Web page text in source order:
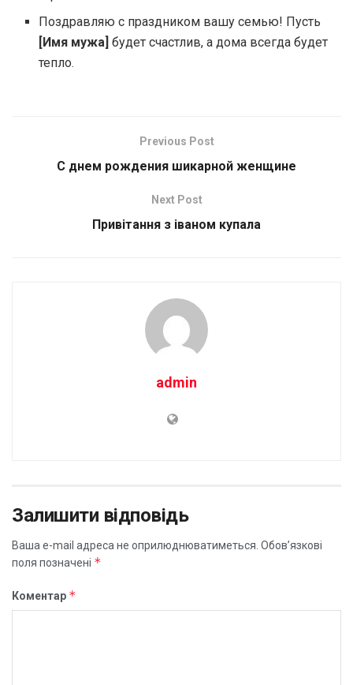
Поздравляю с праздником вашу семью! Пусть
[Имя мужа] будет счастлив, а дома всегда будет
тепло.
Previous Post
С днем рождения шикарной женщине
Next Post
Привітання з іваном купала
admin
Залишити відповідь
Ваша e-mail адреса не оприлюднюватиметься. Обов’язкові
поля позначені *
Коментар *